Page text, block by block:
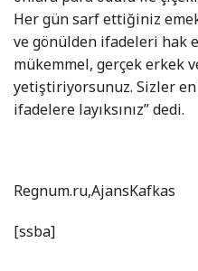
Her gün sarf ettiğiniz
ve gönülden ifadeleri hak
mükemmel, gerçek erkek
yetiştiriyorsunuz. Sizler
ifadelere layıksınız” dedi.
Regnum.ru,AjansKafkas
[ssba]